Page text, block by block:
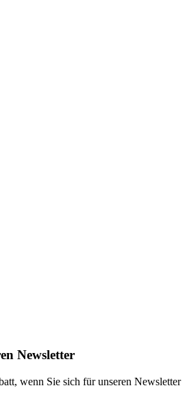
Newsletter
wenn Sie sich für unseren Newsletter